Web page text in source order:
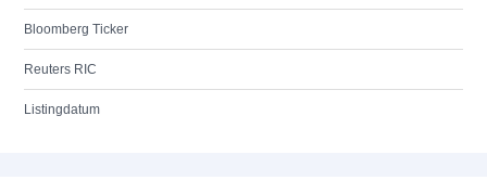
Bloomberg Ticker
Reuters RIC
Listingdatum